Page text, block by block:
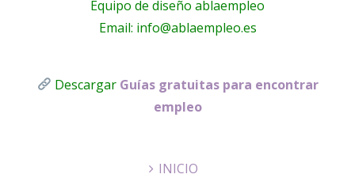
Equipo de diseño ablaempleo
Email: info@ablaempleo.es
Descargar Guías gratuitas para encontrar
empleo
INICIO